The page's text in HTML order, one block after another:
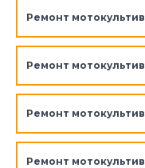
Ремонт
Ремонт
Ремонт
Ремонт